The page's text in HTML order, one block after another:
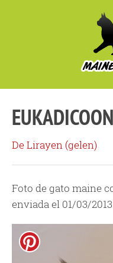
De Lirayen (gelen)
Foto de gato maine
enviada el 01/03/